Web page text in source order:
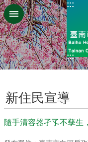
跳到主要內容區塊
:::
:::
新住民宣導
隨手清容器孑孓不孳生